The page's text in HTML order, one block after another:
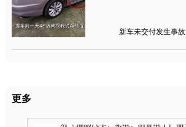
新车未交付发生事故
更多